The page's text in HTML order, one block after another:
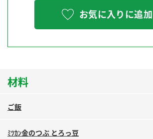
Fibee
スペシャルサイト
お酢を知ろう！
すしラボ
納豆の豆知識
ロングセラー商品 ＋ おすすめレシピ
よくあるご質問 お気に入りに追加
材料
ご飯
ﾐﾂｶﾝ金のつぶ とろっ豆